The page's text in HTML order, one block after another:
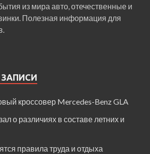
из мира авто, отечественные и
Полезная информация для
кроссовер Mercedes-Benz GLA
о различиях в составе летних и
правила труда и отдыха